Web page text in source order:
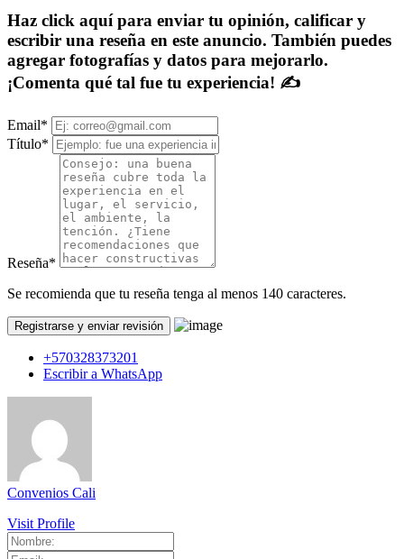
Haz click aquí para enviar tu opinión, calificar y
escribir una reseña en este anuncio. También puedes
agregar fotografías y datos para mejorarlo.
¡Comenta qué tal fue tu experiencia! ✍
Email*
Título*
Reseña*
Se recomienda que tu reseña tenga al menos 140 caracteres.
+570328373201
Escribir a WhatsApp
Convenios Cali
Visit Profile